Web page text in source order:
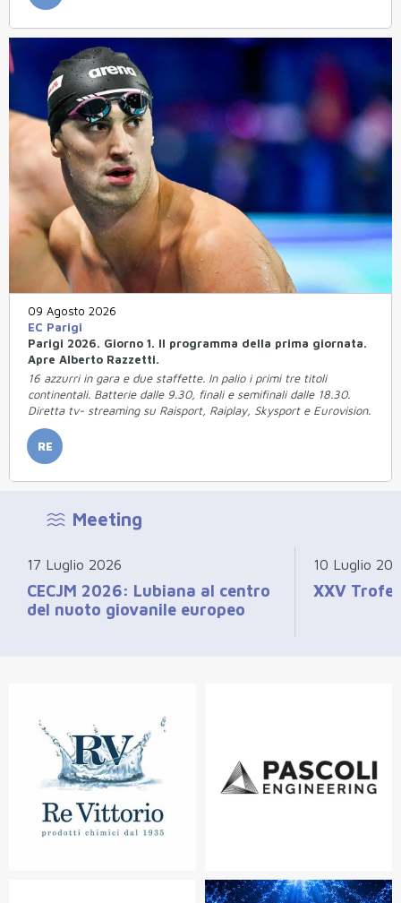
09 Agosto 2026
EC Parigi
Parigi 2026. Giorno 1. Il programma della prima giornata.
Apre Alberto Razzetti.
16 azzurri in gara e due staffette. In palio i primi tre titoli
continentali. Batterie dalle 9.30, finali e semifinali dalle 18.30.
Diretta tv- streaming su Raisport, Raiplay, Skysport e Eurovision.
RE
Meeting
17 Luglio 2026
CECJM 2026: Lubiana al centro
del nuoto giovanile europeo
10 Luglio
XXV